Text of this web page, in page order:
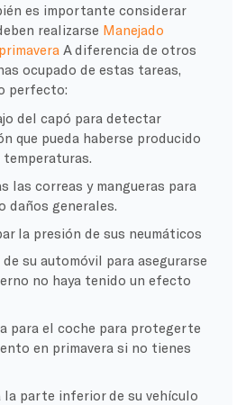
es importante considerar
realizarse Manejado
A diferencia de otros
ocupado de estas tareas,
perfecto:
del capó para detectar
que pueda haberse producido
las correas y mangueras para
daños generales.
la presión de sus neumáticos
su automóvil para asegurarse
no haya tenido un efecto
para el coche para protegerte
en primavera si no tienes
la parte inferior de su vehículo